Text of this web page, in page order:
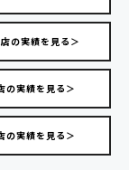
の実績を見る＞
の実績を見る＞
の実績を見る＞